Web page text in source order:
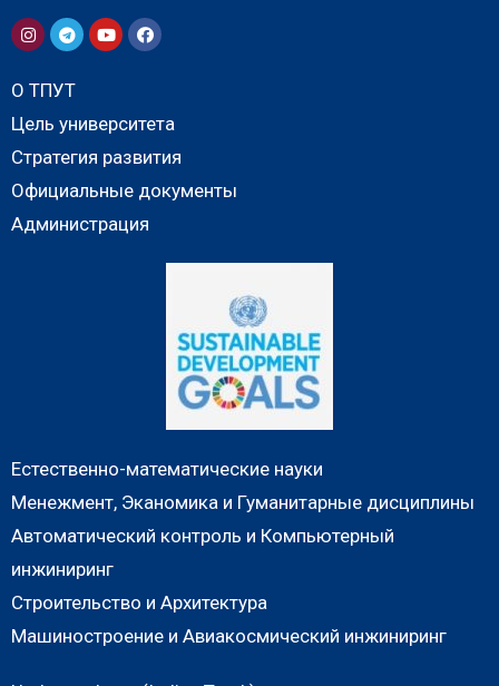
О ТПУТ
Цель университета
Стратегия развития
Официальные документы
Администрация
Естественно-математические науки
Менежмент, Эканомика и Гуманитарные дисциплины
Автоматический контроль и Компьютерный
инжиниринг
Строительство и Архитектура
Машиностроение и Авиакосмический инжиниринг